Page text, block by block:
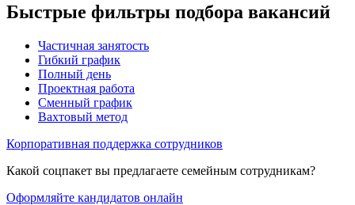
Быстрые фильтры подбора вакансий
Частичная занятость
Гибкий график
Полный день
Проектная работа
Сменный график
Вахтовый метод
Корпоративная поддержка сотрудников
Какой соцпакет вы предлагаете семейным сотрудникам?
Оформляйте кандидатов онлайн